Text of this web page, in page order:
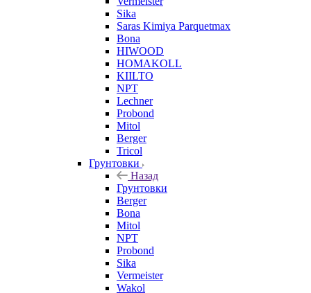
Sika
Saras Kimiya Parquetmax
Bona
HIWOOD
HOMAKOLL
KIILTO
NPT
Lechner
Probond
Mitol
Berger
Tricol
Грунтовки
Назад
Грунтовки
Berger
Bona
Mitol
NPT
Probond
Sika
Vermeister
Wakol